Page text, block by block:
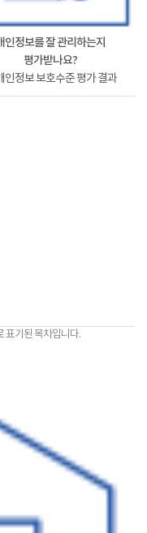
인정보를 잘 관리하는지
평가받나요?
인정보 보호수준 평가 결과
표기된 목차입니다.